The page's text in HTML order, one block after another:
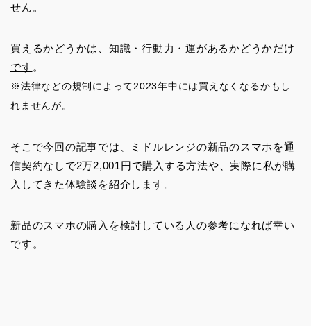
せん。
買えるかどうかは、知識・行動力・運があるかどうかだけ
です 。
※法律などの規制によって2023年中には買えなくなるかもし
れませんが。
そこで今回の記事では、ミドルレンジの新品のスマホを通
信契約なしで2万2,001円で購入する方法や、実際に私が購
入してきた体験談を紹介します。
新品のスマホの購入を検討している人の参考になれば幸い
です。